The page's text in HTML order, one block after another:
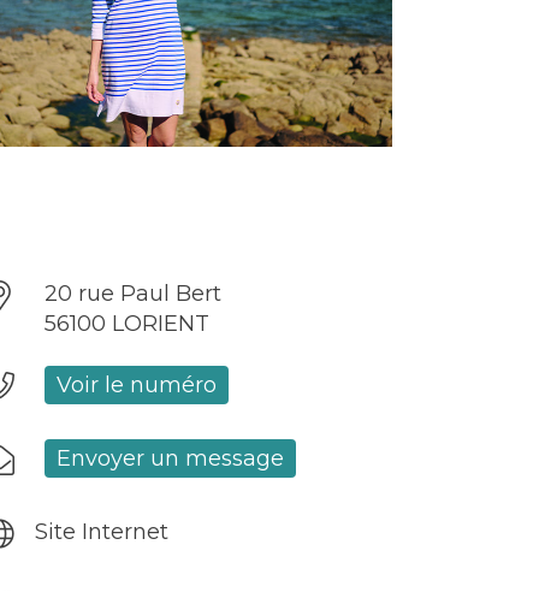
20 rue Paul Bert
56100 LORIENT
Voir le numéro
Envoyer un message
Site Internet